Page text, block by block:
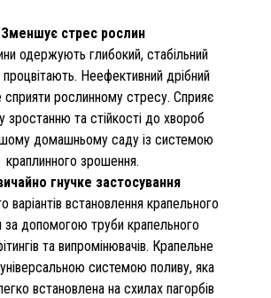
Зменшує стрес рослин
одержують глибокий, стабільний
Неефективний дрібний
рослинному стресу. Сприяє
зростанню та стійкості до хвороб
домашньому саду із системою
краплинного зрошення.
гнучке застосування
варіантів встановлення крапельного
за допомогою труби крапельного
та випромінювачів. Крапельне
системою поливу, яка
встановлена на схилах пагорбів